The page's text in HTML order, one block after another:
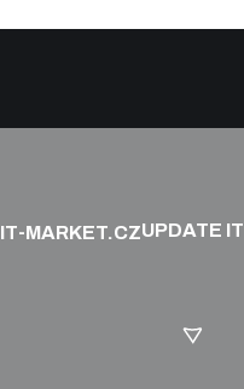
IT-MARKET.CZUPDATE IT